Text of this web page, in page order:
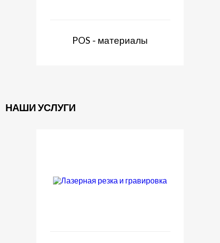
POS - материалы
НАШИ УСЛУГИ